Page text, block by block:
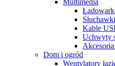
Multimedia
Kable
Uchwyty
Dom i ogród
Wentylatory